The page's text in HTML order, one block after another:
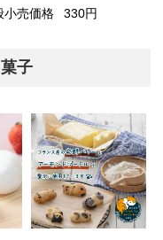
小売価格 330円
子